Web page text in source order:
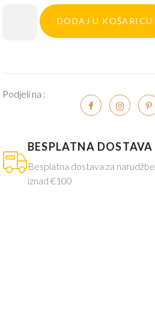
DODAJ U KOŠARICU
Podjeli na :
BESPLATNA DOSTAVA
Besplatna dostava za narudžbe
iznad €100